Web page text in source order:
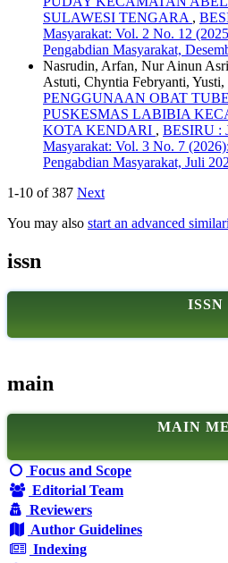
SULAWESI TENGARA ,
Masyarakat: Vol. 2 No. 12
Pengabdian Masyarakat,
Nasrudin, Arfan, Nur Ainun
Astuti, Chyntia Febryanti, Yusti,
PENGGUNAAN OBAT
PUSKESMAS LABIBIA
KOTA KENDARI , BESIRU :
Masyarakat: Vol. 3 No. 7
Pengabdian Masyarakat, Juli
1-10 of 387 Next
You may also start an advanced
issn
ISSN
main
MAIN
Focus and Scope
Editorial Team
Reviewers
Author Guidelines
Indexing